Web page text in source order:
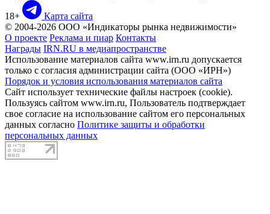
18+
Карта сайта
© 2004-2026 ООО «Индикаторы рынка недвижимости»
О проекте Реклама и пиар Контакты
Награды IRN.RU в медиапространстве
Использование материалов сайта www.irn.ru допускается
только с согласия администрации сайта (ООО «ИРН»)
Порядок и условия использования материалов сайта
Сайт использует технические файлы настроек (cookie).
Пользуясь сайтом www.irn.ru, Пользователь подтверждает
свое согласие на использование сайтом его персональных
данных согласно Политике защиты и обработки
персональных данных